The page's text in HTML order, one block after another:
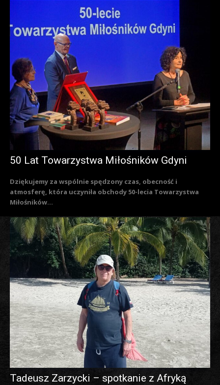
50 Lat Towarzystwa Miłośników Gdyni
Dziękujemy za wspólnie spędzony czas, obecność i
atmosferę, która uczyniła obchody 50-lecia Towarzystwa
Miłośników...
Tadeusz Zarzycki – spotkanie z Afryką